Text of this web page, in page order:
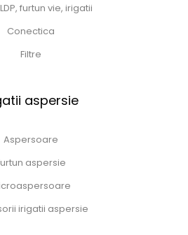
furtun vie, irigatii
Conectica
Filtre
aspersie
Aspersoare
aspersie
irigatii aspersie